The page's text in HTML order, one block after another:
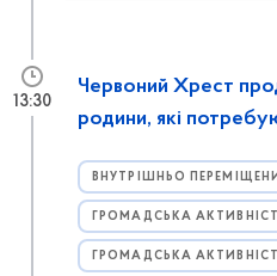
Червоний Хрест
родини, які
ВНУТРІШНЬО
ГРОМАДСЬКА
ГРОМАДСЬКА
13:30